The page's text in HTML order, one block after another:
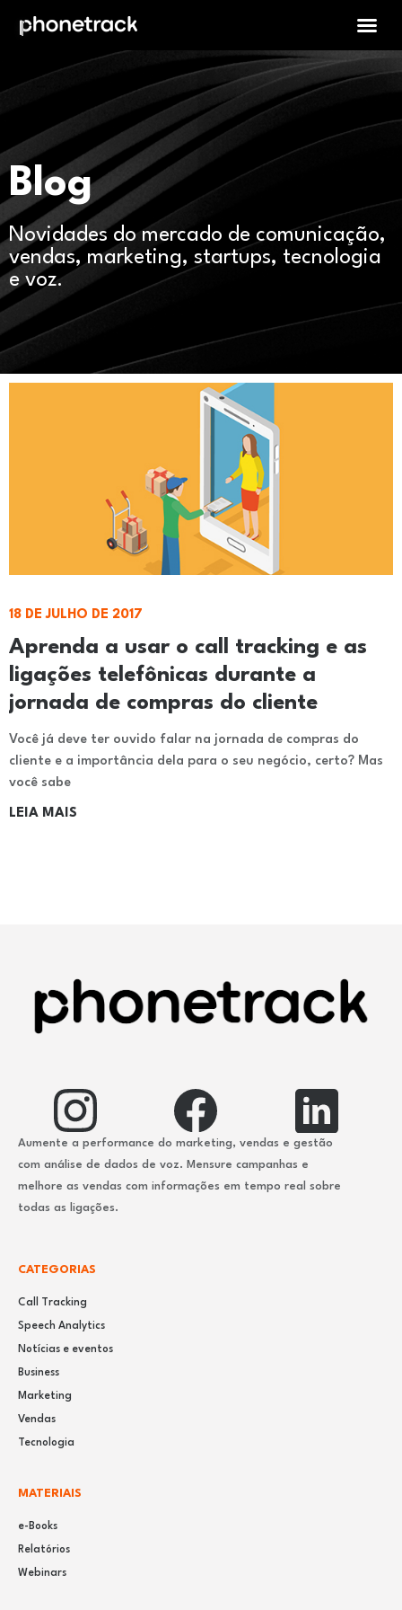
Blog
Novidades do mercado de comunicação,
vendas, marketing, startups, tecnologia
e voz.
Aprenda a usar o call tracking e as
ligações telefônicas durante a
jornada de compras do cliente
18 DE JULHO DE 2017
Você já deve ter ouvido falar na jornada de compras do
cliente e a importância dela para o seu negócio, certo? Mas
você sabe
LEIA MAIS
Aumente a performance do marketing, vendas e gestão
com análise de dados de voz. Mensure campanhas e
melhore as vendas com informações em tempo real sobre
todas as ligações.
CATEGORIAS
Call Tracking
Speech Analytics
Notícias e eventos
Business
Marketing
Vendas
Tecnologia
MATERIAIS
e-Books
Relatórios
Webinars